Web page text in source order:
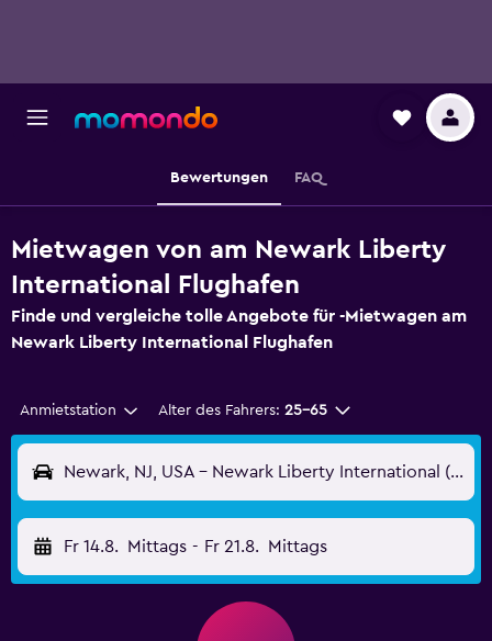
Bewertungen FAQ
Mietwagen von am Newark Liberty
International Flughafen
Finde und vergleiche tolle Angebote für -Mietwagen am
Newark Liberty International Flughafen
Anmietstation Alter des Fahrers: 25-65
Newark, NJ, USA - Newark Liberty International (EWR)
Fr 14.8. Mittags - Fr 21.8. Mittags